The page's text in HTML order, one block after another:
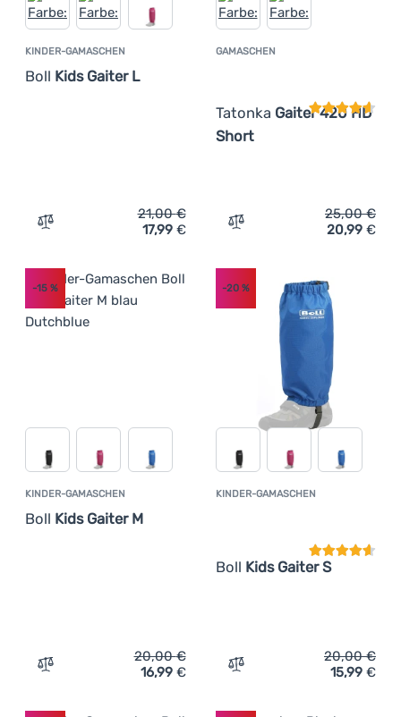
KINDER-GAMASCHEN
Boll Kids Gaiter L
Zum Vergleich 'Kinder-Gamaschen Boll Kids Gaiter L'
21,00€
17,99 €
GAMASCHEN
Tatonka Gaiter 420 HD
Short
Zum Vergleich
25,00€
20,99 €
KINDER-GAMASCHEN
Boll Kids Gaiter M
-15 %
Zum Vergleich 'Kinder-Gamaschen Boll Kids Gaiter M'
20,00€
16,99 €
KINDER-GAMASCHEN
Boll Kids Gaiter S
-20%
Zum Vergleich 'Kinder-
20,00€
15,99 €